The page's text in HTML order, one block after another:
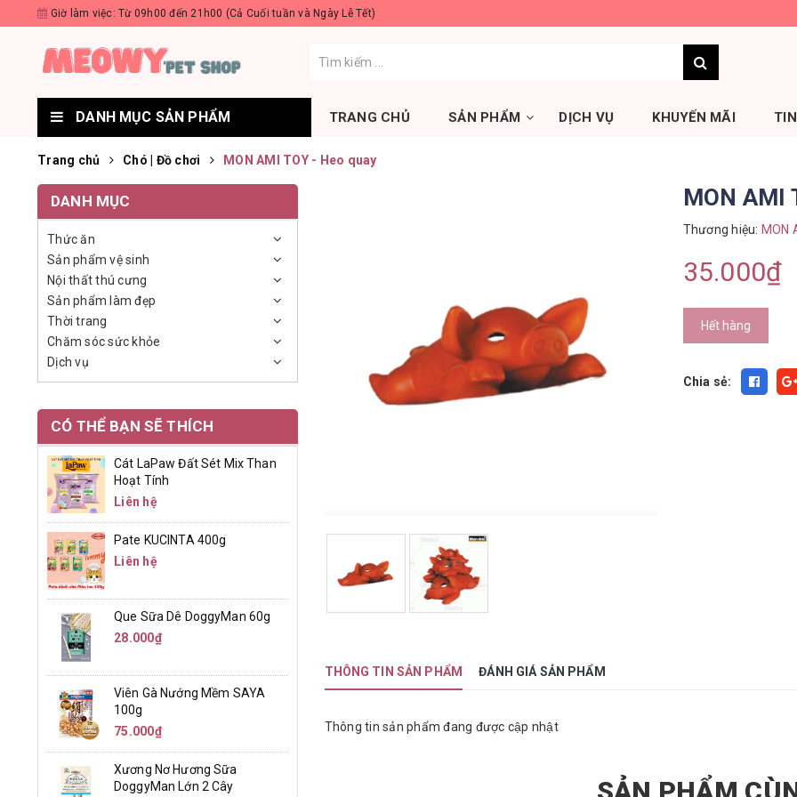
Giờ làm việc: Từ 09h00 đến 21h00 (Cả Cuối tuần và Ngày Lễ Tết)
DANH MỤC SẢN PHẨM TRANG CHỦ SẢN PHẨM DỊCH VỤ KHUYẾN MÃI
Trang chủ Chó | Đồ chơi MON AMI TOY - Heo quay
MON AMI
Thương hiệu: MON
35.000₫
Hết hàng
Chia sẻ:
THÔNG TIN SẢN PHẨM ĐÁNH GIÁ SẢN PHẨM
Thông tin sản phẩm đang được cập nhật
DANH MỤC
Thức ăn
Sản phẩm vệ sinh
Nội thất thú cưng
Sản phẩm làm đẹp
Thời trang
Chăm sóc sức khỏe
Dịch vụ
CÓ THỂ BẠN SẼ THÍCH
Cát LaPaw Đất Sét Mix Than
Hoạt Tính
Liên hệ
Pate KUCINTA 400g
Liên hệ
Que Sữa Dê DoggyMan 60g
28.000₫
Viên Gà Nướng Mềm SAYA
100g
75.000₫
Xương Nơ Hương Sữa
DoggyMan Lớn 2 Cây